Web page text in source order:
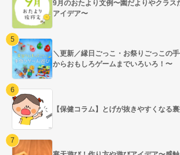
9月のおたより文例〜園だよりやクラス
アイデア〜
＼更新／縁日ごっこ・お祭りごっこの
からおもしろゲームまでいろいろ！〜
【保健コラム】とげが抜きやすくなる